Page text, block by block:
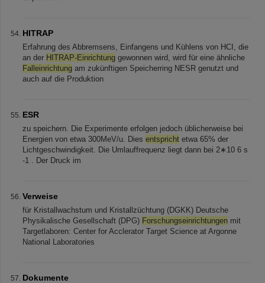
HITRAP
Erfahrung des Abbremsens, Einfangens und Kühlens von HCI, die
an der HITRAP-Einrichtung gewonnen wird, wird für eine ähnliche
Falleinrichtung am zukünftigen Speicherring NESR genutzt und
auch auf die Produktion
ESR
zu speichern. Die Experimente erfolgen jedoch üblicherweise bei
Energien von etwa 300MeV/u. Dies entspricht etwa 65% der
Lichtgeschwindigkeit. Die Umlauffrequenz liegt dann bei 2∗10 6 s
-1 . Der Druck im
Verweise
für Kristallwachstum und Kristallzüchtung (DGKK) Deutsche
Physikalische Gesellschaft (DPG) Forschungseinrichtungen mit
Targetlaboren: Center for Acclerator Target Science at Argonne
National Laboratories
Dokumente